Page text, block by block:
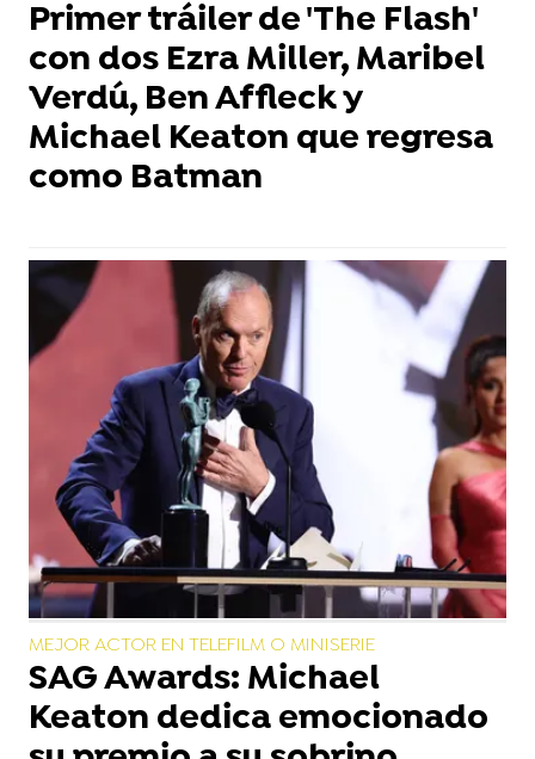
Primer tráiler de 'The Flash'
con dos Ezra Miller, Maribel
Verdú, Ben Affleck y
Michael Keaton que regresa
como Batman
MEJOR ACTOR EN TELEFILM O MINISERIE
SAG Awards: Michael
Keaton dedica emocionado